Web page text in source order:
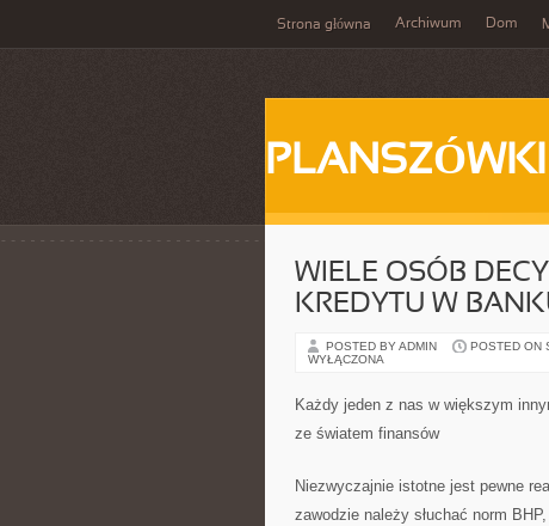
Strona główna Archiwum Dom
PLANSZÓWKI
WIELE OSÓB
KREDYTU W
POSTED BY ADMIN POSTED ON
WYŁĄCZONA
Każdy jeden z nas w większym
ze światem finansów
Niezwyczajnie istotne jest pewne
zawodzie należy słuchać norm